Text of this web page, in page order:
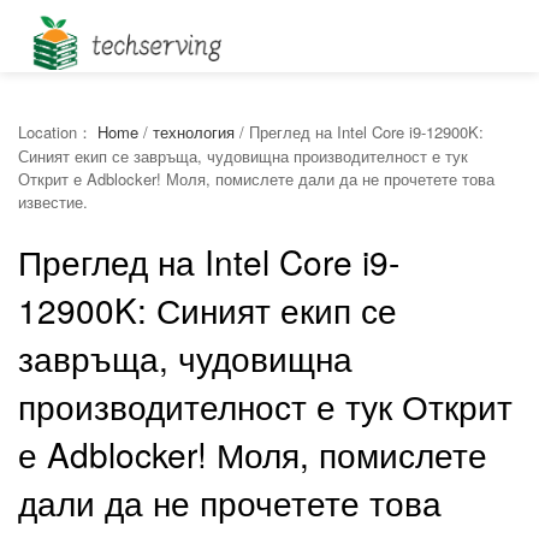
Location： Home / технология / Преглед на Intel Core i9-12900K:
Синият екип се завръща, чудовищна производителност е тук
Открит е Adblocker! Моля, помислете дали да не прочетете това
известие.
Преглед на Intel Core i9-
12900K: Синият екип се
завръща, чудовищна
производителност е тук Открит
е Adblocker! Моля, помислете
дали да не прочетете това